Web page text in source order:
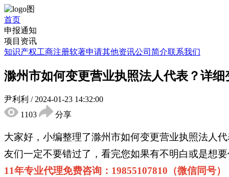
首页
申报通知
项目资讯
知识产权工商注册软著申请其他资讯公司简介联系我们
滁州市如何变更营业执照法人代表？详
尹利利 / 2024-01-23 14:32:00
1103
分享
大家好，小编整理了滁州市如何变更营业执照法人
友们一定不要错过了，看完您如果有不明白或是想
11年专业代理免费咨询：19855107810（微信同号）